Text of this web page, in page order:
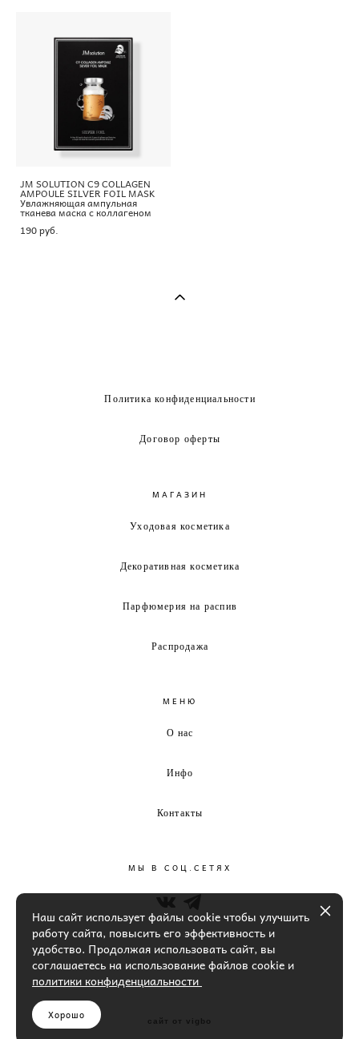
JM SOLUTION C9 COLLAGEN
AMPOULE SILVER FOIL MASK
Увлажняющая ампульная
тканева маска с коллагеном
190 pуб.
Политика конфиденциальности
Договор оферты
МАГАЗИН
Уходовая косметика
Декоративная косметика
Парфюмерия на распив
Распродажа
МЕНЮ
О нас
Инфо
Контакты
МЫ В СОЦ.СЕТЯХ
сайт от vigbo
Наш сайт использует файлы cookie чтобы улучшить
работу сайта, повысить его эффективность и
удобство. Продолжая использовать сайт, вы
соглашаетесь на использование файлов cookie и
политики конфиденциальности
Хорошо